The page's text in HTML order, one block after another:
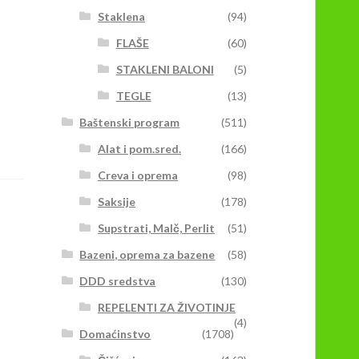
Staklena
(94)
FLAŠE
(60)
STAKLENI BALONI
(5)
TEGLE
(13)
Baštenski program
(511)
Alat i pom.sred.
(166)
Creva i oprema
(98)
Saksije
(178)
Supstrati, Malč, Perlit
(51)
Bazeni, oprema za bazene
(58)
DDD sredstva
(130)
REPELENTI ZA ŽIVOTINJE
(4)
Domaćinstvo
(1708)